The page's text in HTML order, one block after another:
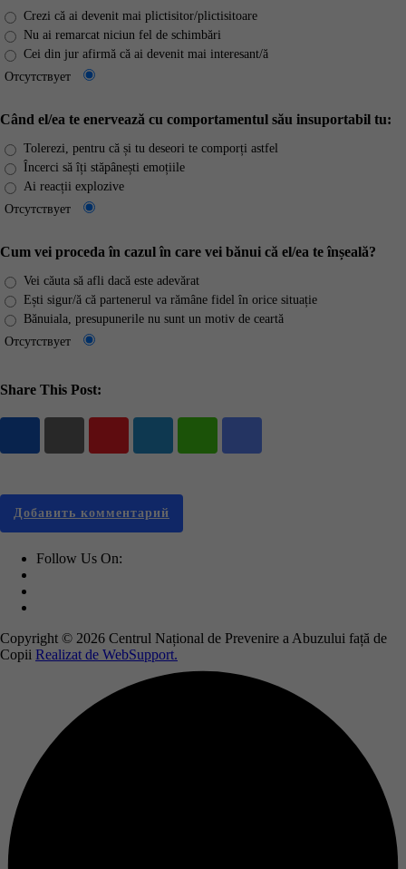
Crezi că ai devenit mai plictisitor/plictisitoare
Nu ai remarcat niciun fel de schimbări
Cei din jur afirmă că ai devenit mai interesant/ă
Отсутствует
Când el/ea te enervează cu comportamentul său insuportabil tu:
Tolerezi, pentru că și tu deseori te comporți astfel
Încerci să îți stăpânești emoțiile
Ai reacții explozive
Отсутствует
Cum vei proceda în cazul în care vei bănui că el/ea te înșeală?
Vei căuta să afli dacă este adevărat
Ești sigur/ă că partenerul va rămâne fidel în orice situație
Bănuiala, presupunerile nu sunt un motiv de ceartă
Отсутствует
Share This Post:
via
Добавить комментарий
Follow Us On:
Copyright © 2026 Centrul Național de Prevenire a Abuzului față de
Copii Realizat de WebSupport.